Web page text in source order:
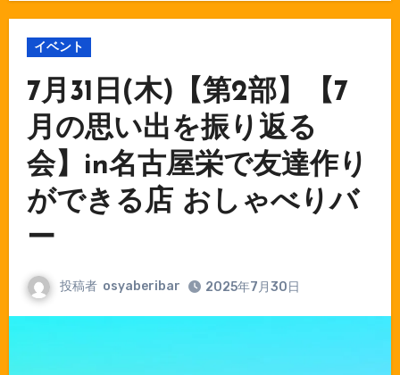
イベント
7月31日(木)【第2部】【7
月の思い出を振り返る
会】in名古屋栄で友達作り
ができる店 おしゃべりバ
ー
投稿者 osyaberibar 2025年7月30日